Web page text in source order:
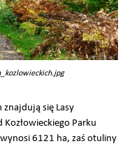
znajdują się Lasy
Kozłowieckiego Parku
6121 ha, zaś otuliny